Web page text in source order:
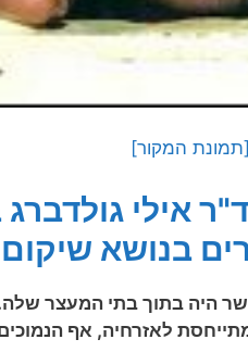
[תמונת המקור]
אילי
בנושא
היה בתוך בתי המעצר
לאזרחיה, אף